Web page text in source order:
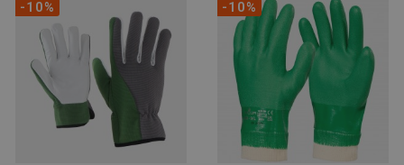
-10% -10%